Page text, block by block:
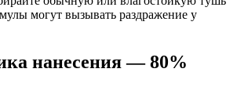
могут вызывать раздражение у
нанесения — 80%